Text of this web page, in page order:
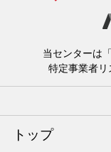
当センターは
特定事業者リ
トップ